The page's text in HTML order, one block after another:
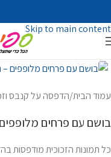
Skip to main content
עמוד הבית/הדפסה על קנבס
בושם עם פרחים מלופפים